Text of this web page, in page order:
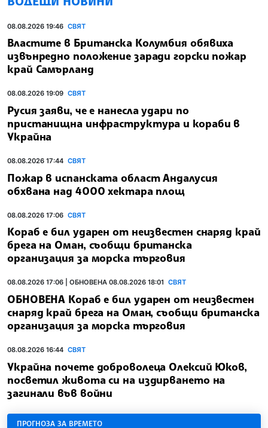
08.08.2026 19:46 СВЯТ
Властите в Британска Колумбия обявиха
извънредно положение заради горски пожар
край Самърланд
08.08.2026 19:09 СВЯТ
Русия заяви, че е нанесла удари по
пристанищна инфраструктура и кораби в
Украйна
08.08.2026 17:44 СВЯТ
Пожар в испанската област Андалусия
обхвана над 4000 хектара площ
08.08.2026 17:06 СВЯТ
Кораб е бил ударен от неизвестен снаряд край
брега на Оман, съобщи британска
организация за морска търговия
08.08.2026 17:06 | ОБНОВЕНА 08.08.2026 18:01 СВЯТ
ОБНОВЕНА Кораб е бил ударен от неизвестен
снаряд край брега на Оман, съобщи британска
организация за морска търговия
08.08.2026 16:44 СВЯТ
Украйна почете доброволеца Олексий Юков,
посветил живота си на издирването на
загинали във войни
ПРОГНОЗА ЗА ВРЕМЕТО